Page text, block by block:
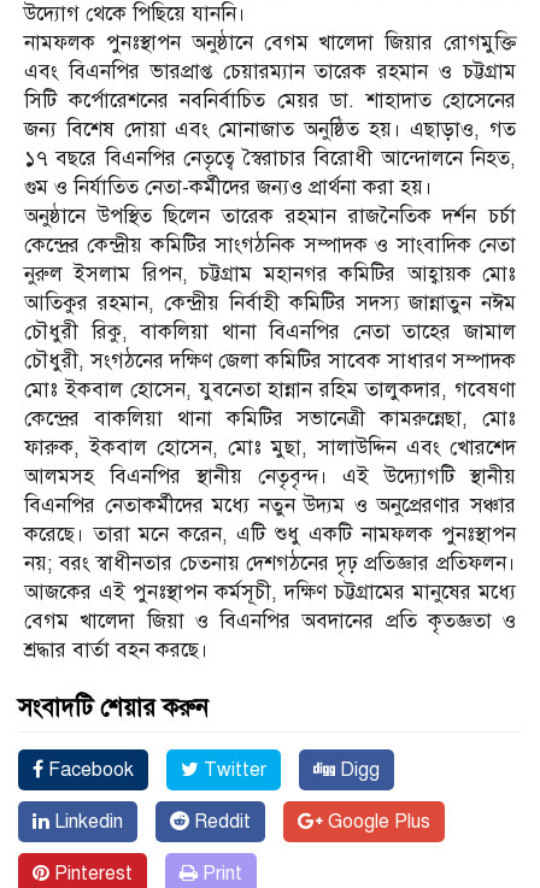
উদ্যোগ থেকে পিছিয়ে যাননি।
নামফলক পুনঃস্থাপন অনুষ্ঠানে বেগম খালেদা জিয়ার রোগমুক্তি
এবং বিএনপির ভারপ্রাপ্ত চেয়ারম্যান তারেক রহমান ও চট্টগ্রাম
সিটি কর্পোরেশনের নবনির্বাচিত মেয়র ডা. শাহাদাত হোসেনের
জন্য বিশেষ দোয়া এবং মোনাজাত অনুষ্ঠিত হয়। এছাড়াও, গত
১৭ বছরে বিএনপির নেতৃত্বে স্বৈরাচার বিরোধী আন্দোলনে নিহত,
গুম ও নির্যাতিত নেতা-কর্মীদের জন্যও প্রার্থনা করা হয়।
অনুষ্ঠানে উপস্থিত ছিলেন তারেক রহমান রাজনৈতিক দর্শন চর্চা
কেন্দ্রের কেন্দ্রীয় কমিটির সাংগঠনিক সম্পাদক ও সাংবাদিক নেতা
নুরুল ইসলাম রিপন, চট্টগ্রাম মহানগর কমিটির আহ্বায়ক মোঃ
আতিকুর রহমান, কেন্দ্রীয় নির্বাহী কমিটির সদস্য জান্নাতুন নঈম
চৌধুরী রিকু, বাকলিয়া থানা বিএনপির নেতা তাহের জামাল
চৌধুরী, সংগঠনের দক্ষিণ জেলা কমিটির সাবেক সাধারণ সম্পাদক
মোঃ ইকবাল হোসেন, যুবনেতা হান্নান রহিম তালুকদার, গবেষণা
কেন্দ্রের বাকলিয়া থানা কমিটির সভানেত্রী কামরুন্নেছা, মোঃ
ফারুক, ইকবাল হোসেন, মোঃ মুছা, সালাউদ্দিন এবং খোরশেদ
আলমসহ বিএনপির স্থানীয় নেতৃবৃন্দ। এই উদ্যোগটি স্থানীয়
বিএনপির নেতাকর্মীদের মধ্যে নতুন উদ্যম ও অনুপ্রেরণার সঞ্চার
করেছে। তারা মনে করেন, এটি শুধু একটি নামফলক পুনঃস্থাপন
নয়; বরং স্বাধীনতার চেতনায় দেশগঠনের দৃঢ় প্রতিজ্ঞার প্রতিফলন।
আজকের এই পুনঃস্থাপন কর্মসূচী, দক্ষিণ চট্টগ্রামের মানুষের মধ্যে
বেগম খালেদা জিয়া ও বিএনপির অবদানের প্রতি কৃতজ্ঞতা ও
শ্রদ্ধার বার্তা বহন করছে।
সংবাদটি শেয়ার করুন
Facebook Twitter Digg
Linkedin Reddit Google Plus
Pinterest Print